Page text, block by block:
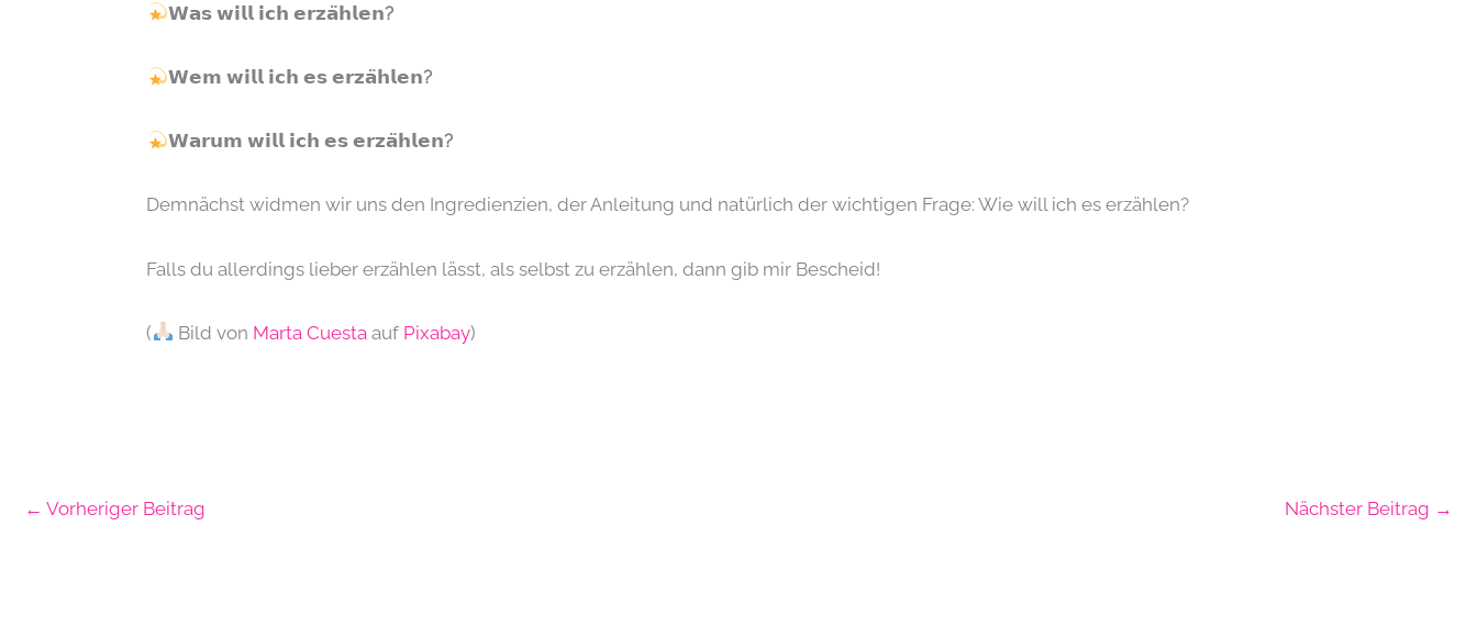
𝗪𝗮𝘀 𝘄𝗶𝗹𝗹 𝗶𝗰𝗵 𝗲𝗿𝘇𝗮̈𝗵𝗹𝗲𝗻?
𝗪𝗲𝗺 𝘄𝗶𝗹𝗹 𝗶𝗰𝗵 𝗲𝘀 𝗲𝗿𝘇𝗮̈𝗵𝗹𝗲𝗻?
𝗪𝗮𝗿𝘂𝗺 𝘄𝗶𝗹𝗹 𝗶𝗰𝗵 𝗲𝘀 𝗲𝗿𝘇𝗮̈𝗵𝗹𝗲𝗻?
Demnächst widmen wir uns den Ingredienzien, der Anleitung und natürlich der wichtigen Frage: Wie will ich es erzählen?
Falls du allerdings lieber erzählen lässt, als selbst zu erzählen, dann gib mir Bescheid!
( Bild von Marta Cuesta auf Pixabay)
← Vorheriger Beitrag Nächster Beitrag →